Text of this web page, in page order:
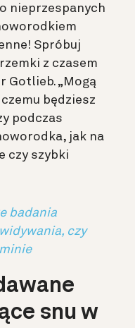
nieprzespanych
Spróbuj
z czasem
Gotlieb. „Mogą
będziesz
podczas
jak na
czy szybki
badania
czy
snu w